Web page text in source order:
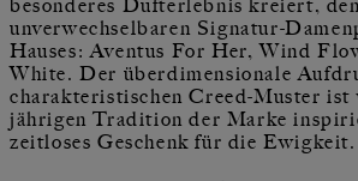
besonderes Dufterlebnis kreiert,
unverwechselbaren Signatur-
Hauses: Aventus For Her, Wind
White. Der überdimensionale
charakteristischen Creed-Muster ist
jährigen Tradition der Marke
zeitloses Geschenk für die Ewigkeit.